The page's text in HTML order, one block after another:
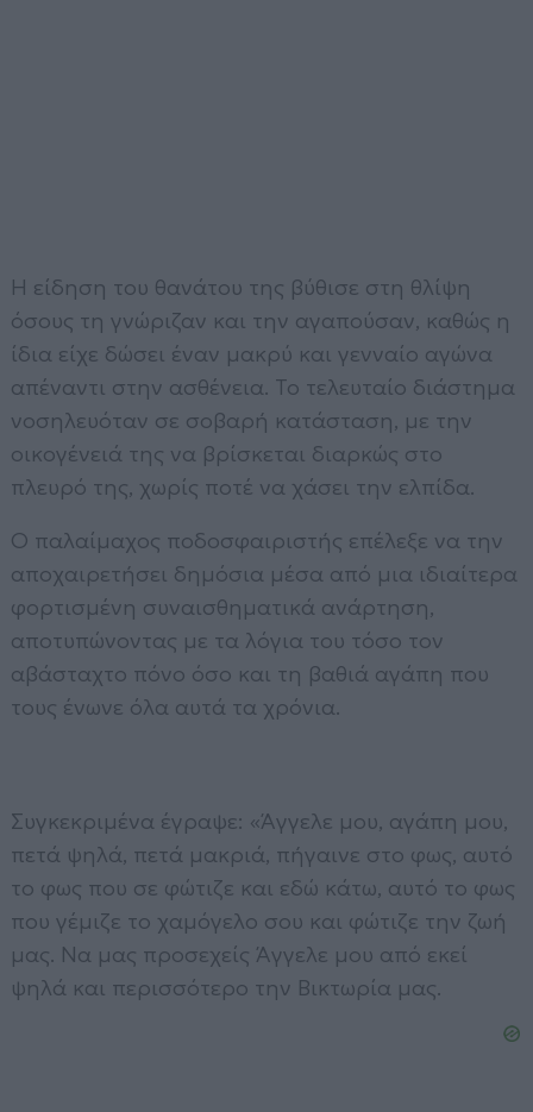
Η είδηση του θανάτου της βύθισε στη θλίψη
όσους τη γνώριζαν και την αγαπούσαν, καθώς η
ίδια είχε δώσει έναν μακρύ και γενναίο αγώνα
απέναντι στην ασθένεια. Το τελευταίο διάστημα
νοσηλευόταν σε σοβαρή κατάσταση, με την
οικογένειά της να βρίσκεται διαρκώς στο
πλευρό της, χωρίς ποτέ να χάσει την ελπίδα.
Ο παλαίμαχος ποδοσφαιριστής επέλεξε να την
αποχαιρετήσει δημόσια μέσα από μια ιδιαίτερα
φορτισμένη συναισθηματικά ανάρτηση,
αποτυπώνοντας με τα λόγια του τόσο τον
αβάσταχτο πόνο όσο και τη βαθιά αγάπη που
τους ένωνε όλα αυτά τα χρόνια.
Συγκεκριμένα έγραψε: «Άγγελε μου, αγάπη μου,
πετά ψηλά, πετά μακριά, πήγαινε στο φως, αυτό
το φως που σε φώτιζε και εδώ κάτω, αυτό το φως
που γέμιζε το χαμόγελο σου και φώτιζε την ζωή
μας. Να μας προσεχείς Άγγελε μου από εκεί
ψηλά και περισσότερο την Βικτωρία μας.